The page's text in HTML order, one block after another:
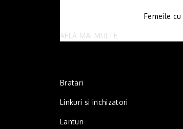
Femeile
AFLĂ MAI MULTE
Bratari
Linkuri si inchizatori
Lanturi